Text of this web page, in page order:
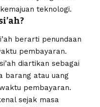
teknologi.
berarti penundaan
pembayaran.
diartikan sebagai
barang atau uang
pembayaran.
sejak masa